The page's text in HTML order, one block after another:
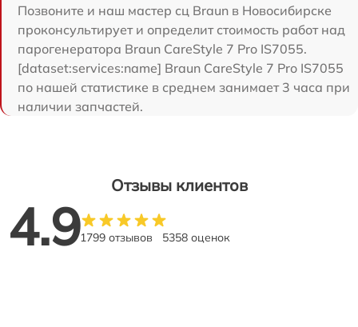
Позвоните и наш мастер сц Braun в Новосибирске
проконсультирует и определит стоимость работ над
парогенератора Braun CareStyle 7 Pro IS7055.
[dataset:services:name] Braun CareStyle 7 Pro IS7055
по нашей статистике в среднем занимает 3 часа при
наличии запчастей.
Отзывы клиентов
4.91799 отзывов 5358 оценок